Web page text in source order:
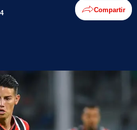
Compartir